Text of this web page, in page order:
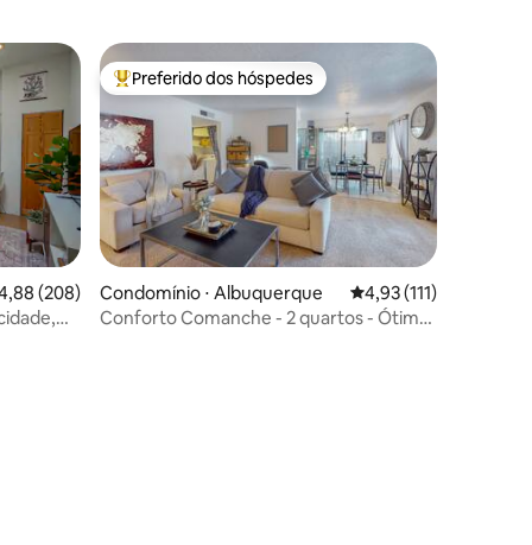
hóspedes
de uma avaliação média de 5, 208 avaliações
(208)
Entre os melhores preferidos dos hóspedes
Preferido dos hóspedes
Condomínio ⋅ Albuquerque 4,93 de uma
4,93 (111)
Conforto Comanche - 2 quartos - Ótima